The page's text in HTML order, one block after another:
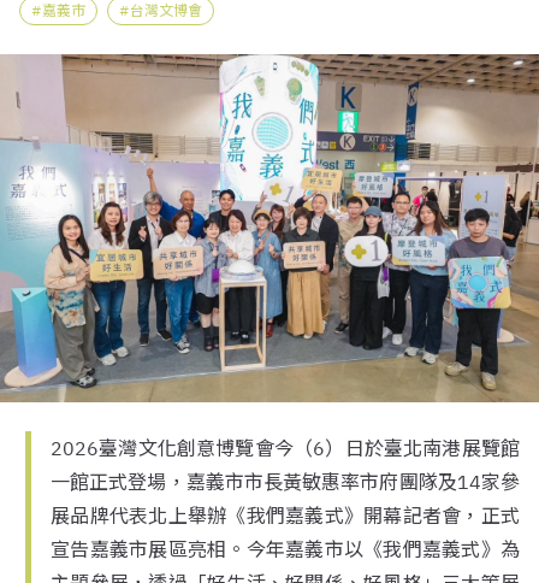
嘉義市 台灣文博會
2026臺灣文化創意博覽會今（6）日於臺北南港展覽館
一館正式登場，嘉義市市長黃敏惠率市府團隊及14家參
展品牌代表北上舉辦《我們嘉義式》開幕記者會，正式
宣告嘉義市展區亮相。今年嘉義市以《我們嘉義式》為